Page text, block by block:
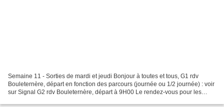
Semaine 11 - Sorties de mardi et jeudi Bonjour à toutes et tous, G1 rdv
Bouleternère, départ en fonction des parcours (journée ou 1/2 journée) : voir
sur Signal G2 rdv Bouleternère, départ à 9H00 Le rendez-vous pour les